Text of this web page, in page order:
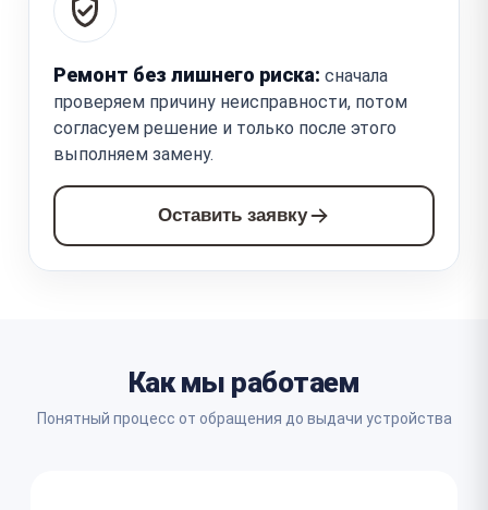
Ремонт без лишнего риска: сначала
проверяем причину неисправности, потом
согласуем решение и только после этого
выполняем замену.
Оставить заявку
Как мы работаем
Понятный процесс от обращения до выдачи устройства